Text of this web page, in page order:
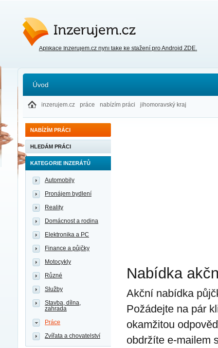
Inzerujem.cz
Aplikace Inzerujem.cz nyní také ke stažení pro Android ZDE.
Úvod
inzerujem.cz práce nabízím práci jihomoravský kraj
Nabídka
Akční nabídka
Požádejte na pár
okamžitou
obdržíte e-mailem
NABÍZÍM PRÁCI
HLEDÁM PRÁCI
KATEGORIE INZERÁTŮ
Automobily
Pronájem bydlení
Reality
Domácnost a rodina
Elektronika a PC
Finance a půjčky
Motocykly
Různé
Služby
Stavba, dílna,
zahrada
Práce
Zvířata a chovatelství